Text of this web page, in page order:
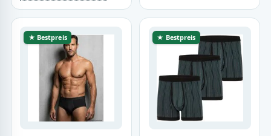
★ Bestpreis ★ Bestpreis